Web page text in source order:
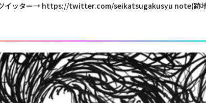
イッター→ https://twitter.com/seikatsugakusyu note(